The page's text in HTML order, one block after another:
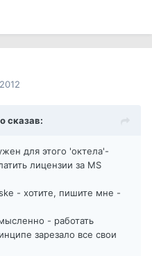
сказав:
для этого 'октела'-
лицензии за MS
- хотите, пишите мне -
- работать
зарезало все свои